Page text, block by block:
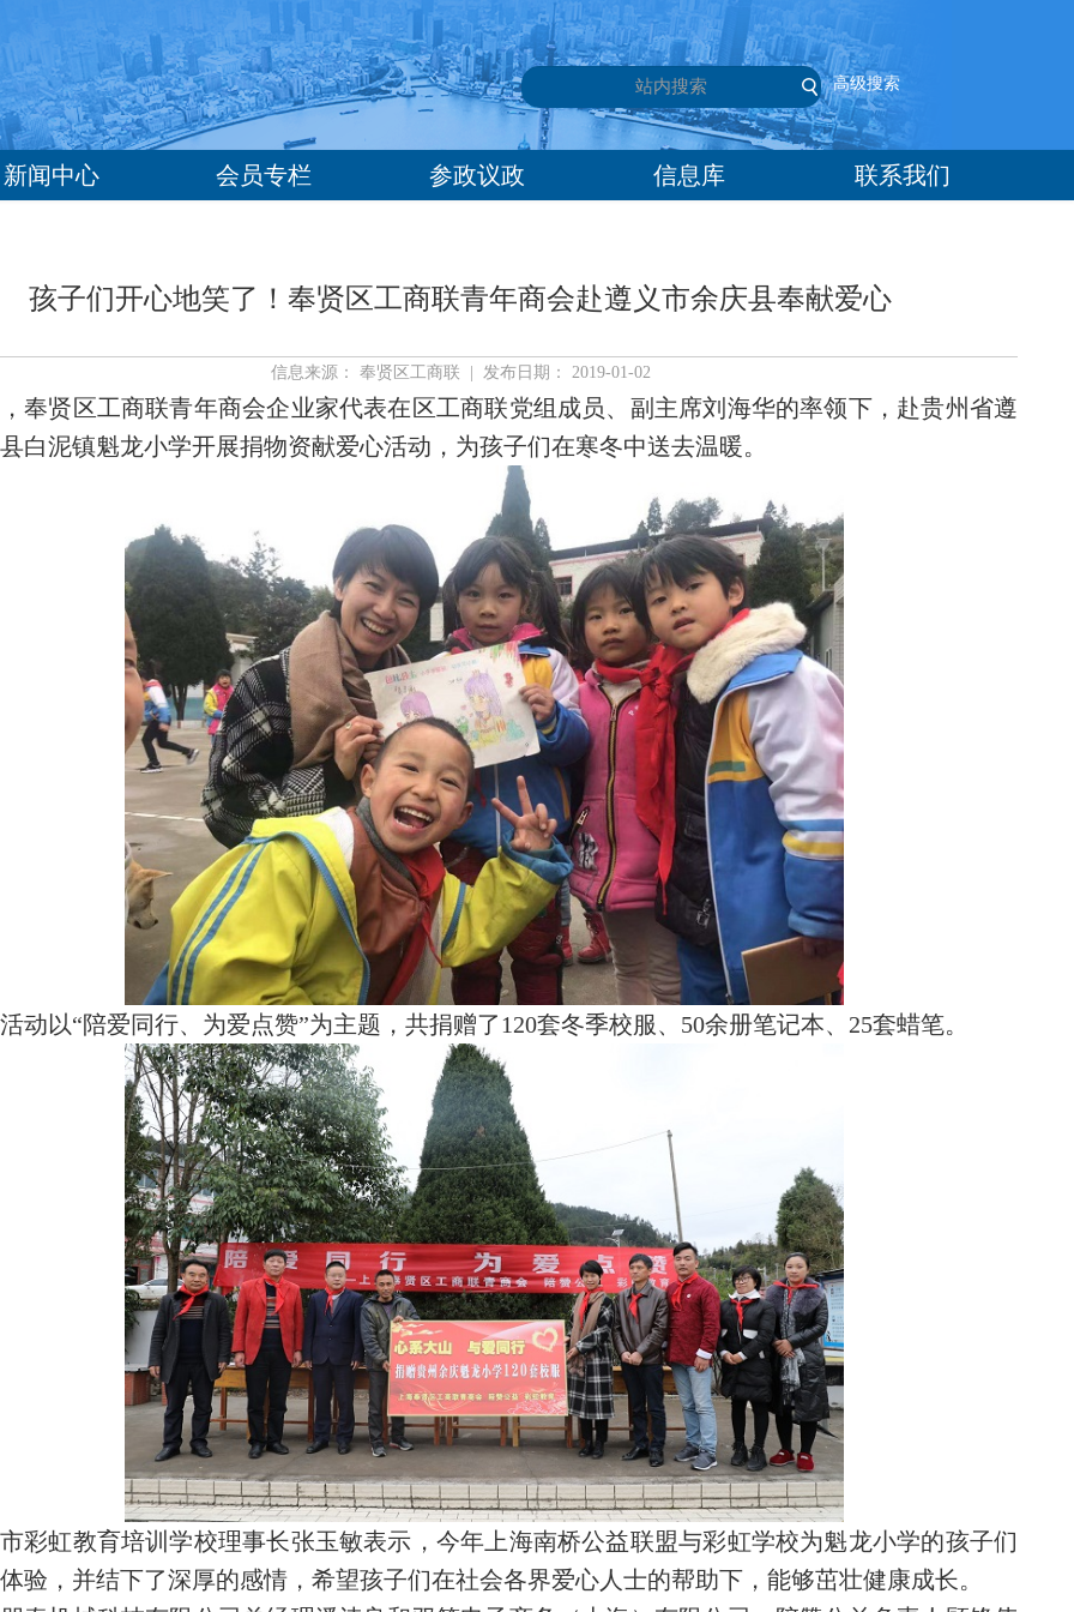
高级搜索
新闻中心 会员专栏 参政议政 信息库 联系我们
孩子们开心地笑了！奉贤区工商联青年商会赴遵义市余庆县奉献爱心
信息来源： 奉贤区工商联 | 发布日期： 2019-01-02
奉贤区工商联青年商会企业家代表在区工商联党组成员、副主席刘海华的率领下，赴贵州省遵
白泥镇魁龙小学开展捐物资献爱心活动，为孩子们在寒冬中送去温暖。
动以“陪爱同行、为爱点赞”为主题，共捐赠了120套冬季校服、50余册笔记本、25套蜡笔。
彩虹教育培训学校理事长张玉敏表示，今年上海南桥公益联盟与彩虹学校为魁龙小学的孩子们
验，并结下了深厚的感情，希望孩子们在社会各界爱心人士的帮助下，能够茁壮健康成长。